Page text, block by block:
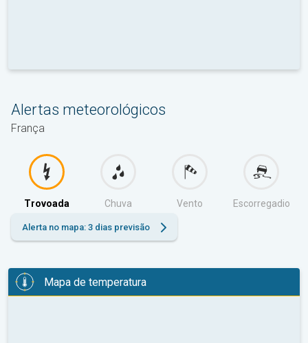
Alertas meteorológicos
França
Trovoada Chuva Vento Escorregadio
Alerta no mapa: 3 dias previsão
Mapa de temperatura